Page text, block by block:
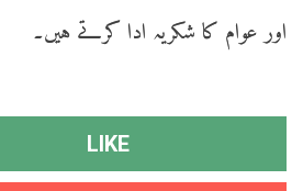
اور عوام کا شکریہ ادا کرتے ہیں۔
LIKE